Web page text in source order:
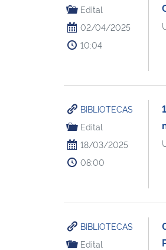
Edital
02/04/2025
10:04
BIBLIOTECAS
Edital
18/03/2025
08:00
BIBLIOTECAS
Edital